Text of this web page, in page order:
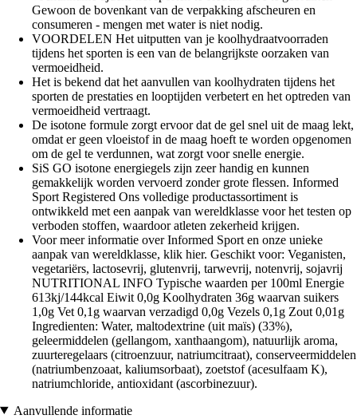
Gewoon de bovenkant van de verpakking afscheuren en
consumeren - mengen met water is niet nodig.
VOORDELEN Het uitputten van je koolhydraatvoorraden
tijdens het sporten is een van de belangrijkste oorzaken van
vermoeidheid.
Het is bekend dat het aanvullen van koolhydraten tijdens het
sporten de prestaties en looptijden verbetert en het optreden van
vermoeidheid vertraagt.
De isotone formule zorgt ervoor dat de gel snel uit de maag lekt,
omdat er geen vloeistof in de maag hoeft te worden opgenomen
om de gel te verdunnen, wat zorgt voor snelle energie.
SiS GO isotone energiegels zijn zeer handig en kunnen
gemakkelijk worden vervoerd zonder grote flessen. Informed
Sport Registered Ons volledige productassortiment is
ontwikkeld met een aanpak van wereldklasse voor het testen op
verboden stoffen, waardoor atleten zekerheid krijgen.
Voor meer informatie over Informed Sport en onze unieke
aanpak van wereldklasse, klik hier. Geschikt voor: Veganisten,
vegetariërs, lactosevrij, glutenvrij, tarwevrij, notenvrij, sojavrij
NUTRITIONAL INFO Typische waarden per 100ml Energie
613kj/144kcal Eiwit 0,0g Koolhydraten 36g waarvan suikers
1,0g Vet 0,1g waarvan verzadigd 0,0g Vezels 0,1g Zout 0,01g
Ingredienten: Water, maltodextrine (uit maïs) (33%),
geleermiddelen (gellangom, xanthaangom), natuurlijk aroma,
zuurteregelaars (citroenzuur, natriumcitraat), conserveermiddelen
(natriumbenzoaat, kaliumsorbaat), zoetstof (acesulfaam K),
natriumchloride, antioxidant (ascorbinezuur).
Aanvullende informatie